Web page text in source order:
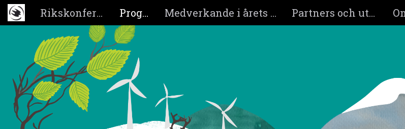
Rikskonferensen Program Medverkande i årets program Partners och utställare